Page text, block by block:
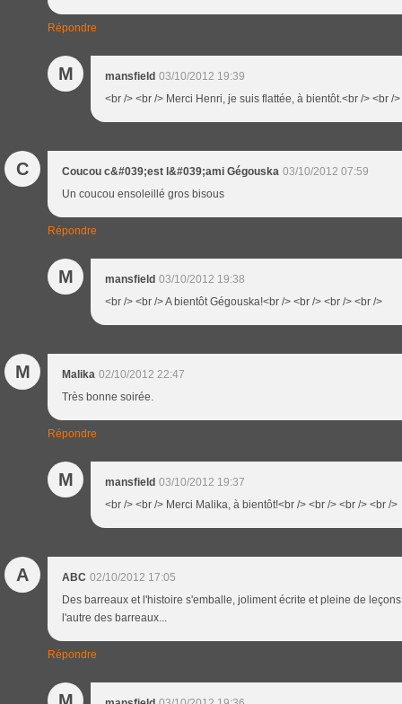
Répondre
M mansfield 03/10/2012 19:39
<br /> <br /> Merci Henri, je suis flattée, à bientôt.<br /> <br /
C Coucou c&#039;est l&#039;ami Gégouska 03/10/2012 07:59
Un coucou ensoleillé gros bisous
Répondre
M mansfield 03/10/2012 19:38
<br /> <br /> A bientôt Gégouska!<br /> <br /> <br /> <br />
M Malika 02/10/2012 22:47
Très bonne soirée.
Répondre
M mansfield 03/10/2012 19:37
<br /> <br /> Merci Malika, à bientôt!<br /> <br /> <br /> <br />
A ABC 02/10/2012 17:05
Des barreaux et l'histoire s'emballe, joliment écrite et pleine de
l'autre des barreaux...
Répondre